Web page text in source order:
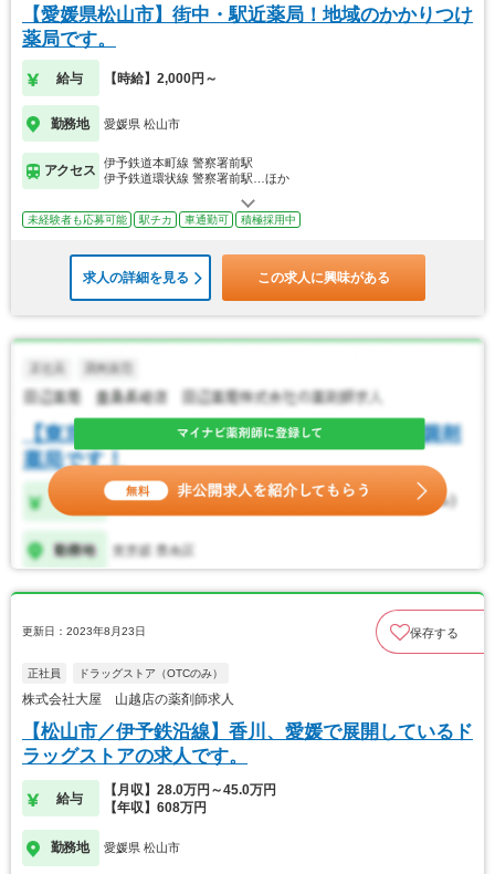
【愛媛県松山市】街中・駅近薬局！地域のかかりつけ
薬局です。
給与 【時給】2,000円～
勤務地 愛媛県 松山市
アクセス
伊予鉄道本町線 警察署前駅
伊予鉄道環状線 警察署前駅…ほか
未経験者も応募可能 駅チカ 車通勤可 積極採用中
求人の詳細を見る この求人に興味がある
更新日：2023年8月23日 保存する
正社員 ドラッグストア（OTCのみ）
株式会社大屋 山越店の薬剤師求人
【松山市／伊予鉄沿線】香川、愛媛で展開しているド
ラッグストアの求人です。
給与
【月収】28.0万円～45.0万円
【年収】608万円
勤務地 愛媛県 松山市